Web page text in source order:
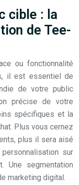
cible : la
de Tee-
ou fonctionnalité
il est essentiel de
de votre public
précise de votre
spécifiques et la
Plus vous cernez
plus il sera aisé
sur
Une segmentation
marketing digital.